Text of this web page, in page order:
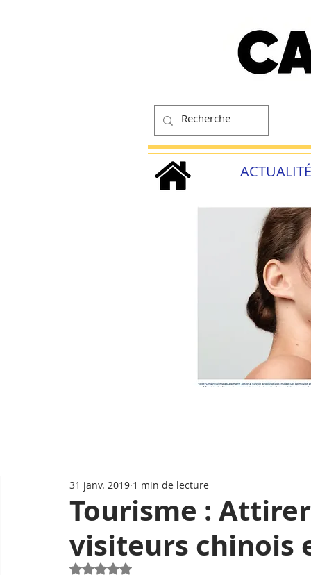
ACTUALITÉ
Tourisme :
visiteurs chinois
31 janv. 2019 1 min de lecture
Noté NaN étoiles sur 5.